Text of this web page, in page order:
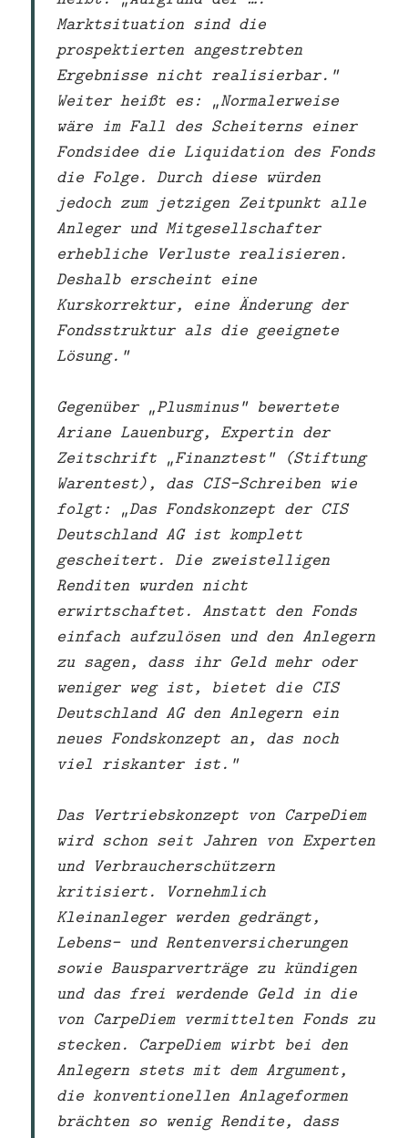
Marktsituation sind die
prospektierten angestrebten
Ergebnisse nicht realisierbar.“
Weiter heißt es: „Normalerweise
wäre im Fall des Scheiterns einer
Fondsidee die Liquidation des Fonds
die Folge. Durch diese würden
jedoch zum jetzigen Zeitpunkt alle
Anleger und Mitgesellschafter
erhebliche Verluste realisieren.
Deshalb erscheint eine
Kurskorrektur, eine Änderung der
Fondsstruktur als die geeignete
Lösung.“
Gegenüber „Plusminus“ bewertete
Ariane Lauenburg, Expertin der
Zeitschrift „Finanztest“ (Stiftung
Warentest), das CIS-Schreiben wie
folgt: „Das Fondskonzept der CIS
Deutschland AG ist komplett
gescheitert. Die zweistelligen
Renditen wurden nicht
erwirtschaftet. Anstatt den Fonds
einfach aufzulösen und den Anlegern
zu sagen, dass ihr Geld mehr oder
weniger weg ist, bietet die CIS
Deutschland AG den Anlegern ein
neues Fondskonzept an, das noch
viel riskanter ist.“
Das Vertriebskonzept von CarpeDiem
wird schon seit Jahren von Experten
und Verbraucherschützern
kritisiert. Vornehmlich
Kleinanleger werden gedrängt,
Lebens- und Rentenversicherungen
sowie Bausparverträge zu kündigen
und das frei werdende Geld in die
von CarpeDiem vermittelten Fonds zu
stecken. CarpeDiem wirbt bei den
Anlegern stets mit dem Argument,
die konventionellen Anlageformen
brächten so wenig Rendite, dass